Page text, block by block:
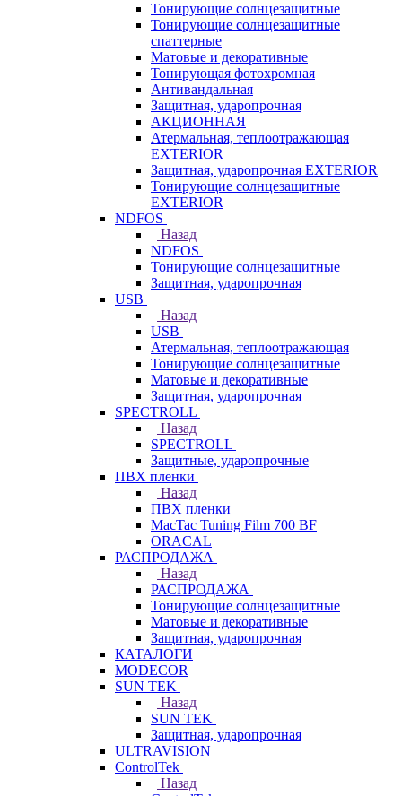
Тонирующие солнцезащитные
Тонирующие солнцезащитные
спаттерные
Матовые и декоративные
Тонирующая фотохромная
Антивандальная
Защитная, ударопрочная
АКЦИОННАЯ
Атермальная, теплоотражающая
EXTERIOR
Защитная, ударопрочная EXTERIOR
Тонирующие солнцезащитные
EXTERIOR
NDFOS
Назад
NDFOS
Тонирующие солнцезащитные
Защитная, ударопрочная
USB
Назад
USB
Атермальная, теплоотражающая
Тонирующие солнцезащитные
Матовые и декоративные
Защитная, ударопрочная
SPECTROLL
Назад
SPECTROLL
Защитные, ударопрочные
ПВХ пленки
Назад
ПВХ пленки
MacTac Tuning Film 700 BF
ORACAL
РАСПРОДАЖА
Назад
РАСПРОДАЖА
Тонирующие солнцезащитные
Матовые и декоративные
Защитная, ударопрочная
КАТАЛОГИ
MODECOR
SUN TEK
Назад
SUN TEK
Защитная, ударопрочная
ULTRAVISION
ControlTek
Назад